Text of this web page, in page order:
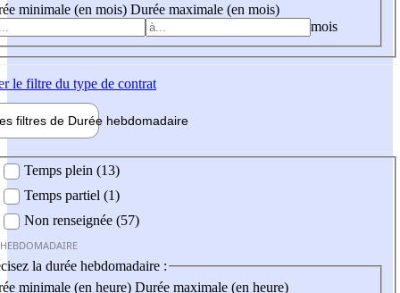
minimale (en mois) Durée maximale (en mois)
mois
le filtre du type de contrat
filtres de Durée hebdomadaire
Temps plein (13)
Temps partiel (1)
Non renseignée (57)
la durée hebdomadaire :
minimale (en heure) Durée maximale (en heure)